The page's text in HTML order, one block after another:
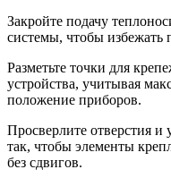
Закройте подачу
системы, чтобы избежать
Разметьте точки для
устройства, учитывая
положение приборов.
Просверлите отверстия
так, чтобы элементы
без сдвигов.